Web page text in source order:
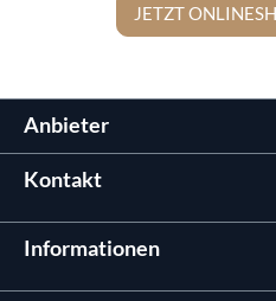
JETZT
Anbieter
Kontakt
Informationen